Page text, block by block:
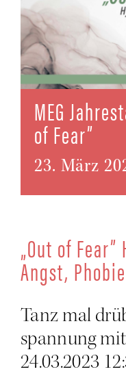
MEG
of Fear”
23. März
„Out of
Angst,
Tanz mal
span­nung
24.03.2023